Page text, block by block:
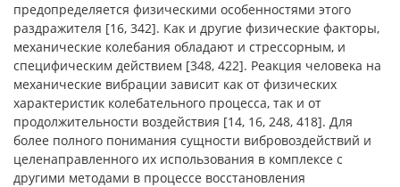
предопределяется физическими особенностями этого
раздражителя [16, 342]. Как и другие физические факторы,
механические колебания обладают и стрессорным, и
специфическим действием [348, 422]. Реакция человека на
механические вибрации зависит как от физических
характеристик колебательного процесса, так и от
продолжительности воздействия [14, 16, 248, 418]. Для
более полного понимания сущности вибровоздействий и
целенаправленного их использования в комплексе с
другими методами в процессе восстановления